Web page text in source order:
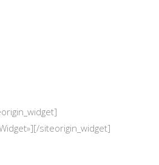
[/siteorigin_widget]